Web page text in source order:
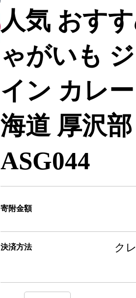
人気 おす
ゃがいも
イン カレ
海道 厚沢部
ASG044
寄附金額
決済方法
ク